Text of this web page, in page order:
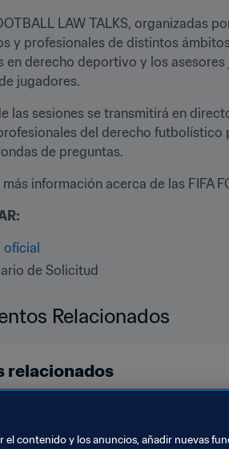
LAW TALKS, organizadas
y profesionales de distintos
en derecho deportivo y los
jugadores.
las sesiones se transmitirá en
del derecho
de preguntas.
información acerca de las FIFA
oficial
de Solicitud
Relacionados
relacionados
el contenido y los anuncios, añadir nuevas